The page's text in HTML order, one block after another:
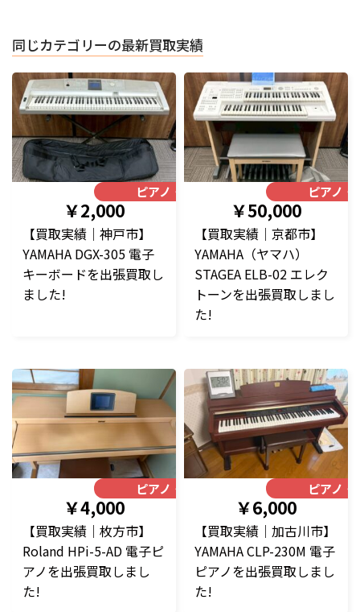
同じカテゴリーの最新買取実績
ピアノ・楽器
￥2,000
【買取実績｜神戸市】
YAMAHA DGX-305 電子
キーボードを出張買取し
ました!
ピアノ・
￥50,000
【買取実績｜京都市】
YAMAHA（ヤマハ）
STAGEA ELB-02 エレク
トーンを出張買取しまし
た!
ピアノ・楽器
￥4,000
【買取実績｜枚方市】
Roland HPi-5-AD 電子ピ
アノを出張買取しまし
た!
ピアノ・
￥6,000
【買取実績｜加古川市】
YAMAHA CLP-230M 電子
ピアノを出張買取しまし
た!